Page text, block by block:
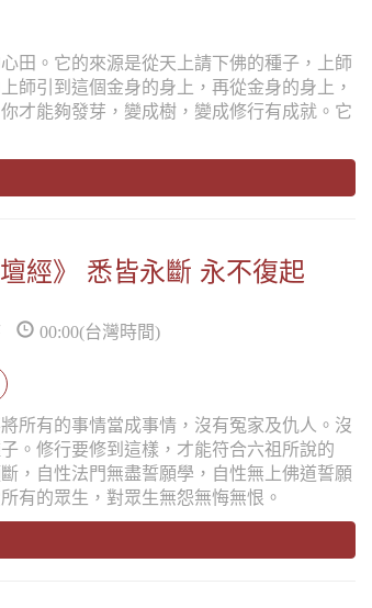
田。它的來源是從天上請下佛的種子，上師
師引到這個金身的身上，再從金身的身上，
才能夠發芽，變成樹，變成修行有成就。它
經》 悉皆永斷 永不復起
00:00(台灣時間)
所有的事情當成事情，沒有冤家及仇人。沒
。修行要修到這樣，才能符合六祖所說的
，自性法門無盡誓願學，自性無上佛道誓願
有的眾生，對眾生無怨無悔無恨。